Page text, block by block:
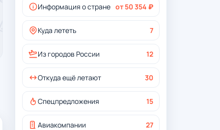
Информация о стране от 50 354 ₽
Куда лететь 7
Из городов России 12
Откуда ещё летают 30
Спецпредложения 15
Авиакомпании 27